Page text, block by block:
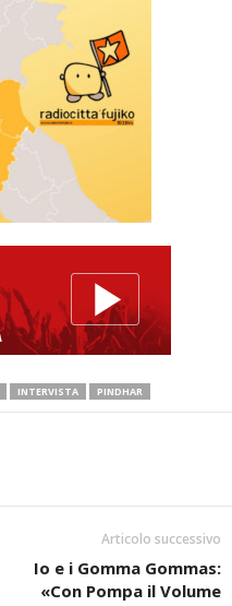
INTERVISTA PINDHAR
Articolo successivo
Io e i Gomma Gommas:
«Con Pompa il Volume